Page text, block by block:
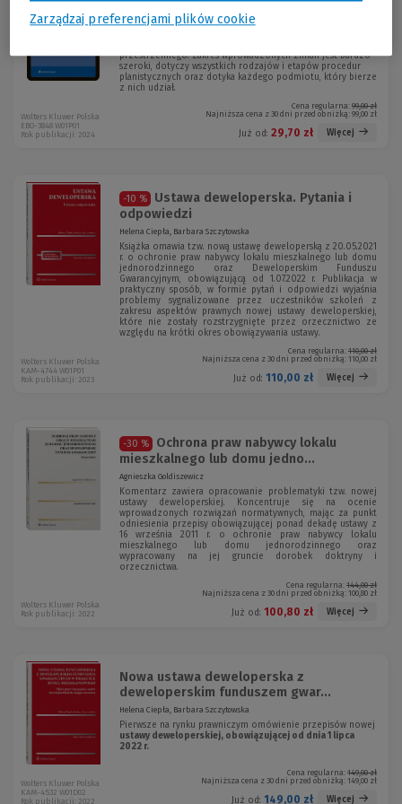
zagospodarowania przestrzennego -...
przestrzennego. Zakres wprowadzonych zmian jest bardzo
szeroki, dotyczy wszystkich rodzajów i etapów procedur
planistycznych oraz dotyka każdego podmiotu, który bierze
z nich udział.
Cena regularna: 99,00 zł
Najniższa cena z 30 dni przed obniżką: 99,00 zł
Już od: 29,70 zł Więcej
Wolters Kluwer Polska
EBO-3848 W01P01
Rok publikacji: 2024
-10 %
Ustawa deweloperska. Pytania i
odpowiedzi
Helena Ciepła, Barbara Szczytowska
Książka omawia tzw. nową ustawę deweloperską z 20.05.2021
r. o ochronie praw nabywcy lokalu mieszkalnego lub domu
jednorodzinnego oraz Deweloperskim Funduszu
Gwarancyjnym, obowiązującą od 1.07.2022 r. Publikacja w
praktyczny sposób, w formie pytań i odpowiedzi wyjaśnia
problemy sygnalizowane przez uczestników szkoleń z
zakresu aspektów prawnych nowej ustawy deweloperskiej,
które nie zostały rozstrzygnięte przez orzecznictwo ze
względu na krótki okres obowiązywania ustawy.
Cena regularna: 110,00 zł
Najniższa cena z 30 dni przed obniżką: 110,00 zł
Już od: 110,00 zł Więcej
Wolters Kluwer Polska
KAM-4744 W01P01
Rok publikacji: 2023
-30 %
Ochrona praw nabywcy lokalu
mieszkalnego lub domu jedno...
Agnieszka Goldiszewicz
Komentarz zawiera opracowanie problematyki tzw. nowej
ustawy deweloperskiej. Koncentruje się na ocenie
wprowadzonych rozwiązań normatywnych, mając za punkt
odniesienia przepisy obowiązującej ponad dekadę ustawy z
16 września 2011 r. o ochronie praw nabywcy lokalu
mieszkalnego lub domu jednorodzinnego oraz
wypracowany na jej gruncie dorobek doktryny i
orzecznictwa.
Cena regularna: 144,00 zł
Najniższa cena z 30 dni przed obniżką: 100,80 zł
Już od: 100,80 zł Więcej
Wolters Kluwer Polska
Rok publikacji: 2022
Nowa ustawa deweloperska z
deweloperskim funduszem gwar...
Helena Ciepła, Barbara Szczytowska
Pierwsze na rynku prawniczym omówienie przepisów nowej
ustawy deweloperskiej, obowiązującej od dnia 1 lipca
2022 r.
Cena regularna: 149,00 zł
Najniższa cena z 30 dni przed obniżką: 149,00 zł
Już od: 149,00 zł Więcej
Wolters Kluwer Polska
KAM-4532 W01D02
Rok publikacji: 2022
Zarządzaj preferencjami plików cookie